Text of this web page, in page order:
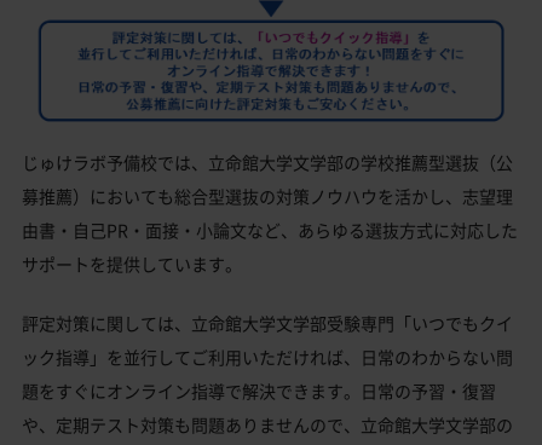
じゅけラボ予備校では、立命館大学文学部の学校推薦型選抜（公
募推薦）においても総合型選抜の対策ノウハウを活かし、志望理
由書・自己PR・面接・小論文など、あらゆる選抜方式に対応した
サポートを提供しています。
評定対策に関しては、立命館大学文学部受験専門「いつでもクイ
ック指導」を並行してご利用いただければ、日常のわからない問
題をすぐにオンライン指導で解決できます。日常の予習・復習
や、定期テスト対策も問題ありませんので、立命館大学文学部の